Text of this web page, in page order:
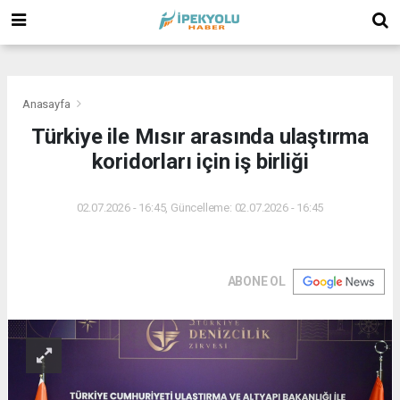
Anasayfa
Türkiye ile Mısır arasında ulaştırma
koridorları için iş birliği
02.07.2026 - 16:45, Güncelleme: 02.07.2026 - 16:45
ABONE OL